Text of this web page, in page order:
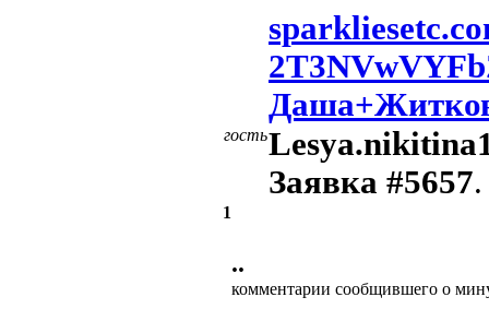
гость
Заявка #5657
1
••
комментарии сообщившего о